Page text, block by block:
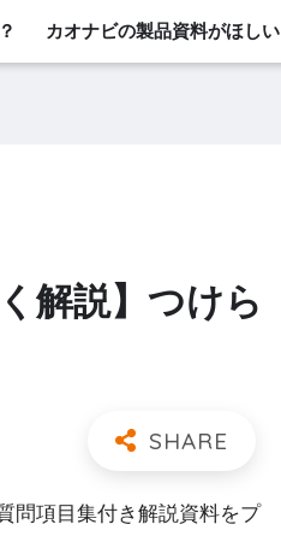
カオナビの製品資料がほしい
解説】つけら
問項目集付き解説資料をプ